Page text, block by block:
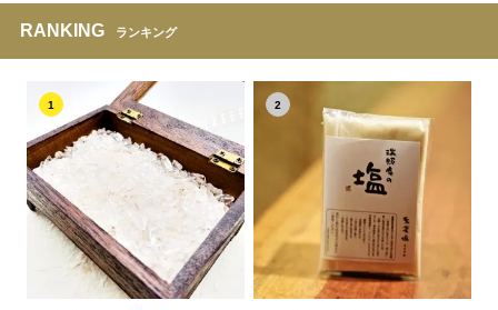
RANKING ランキング
1 2